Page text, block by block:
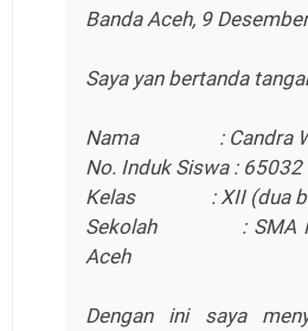
Banda Aceh, 9
Saya yan bertanda
Nama : Candra
No. Induk Siswa : 65032
Kelas : XII (dua
Sekolah : SMA
Aceh
Dengan ini saya